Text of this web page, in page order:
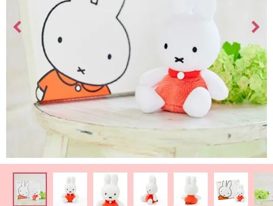
お
け
検
ご